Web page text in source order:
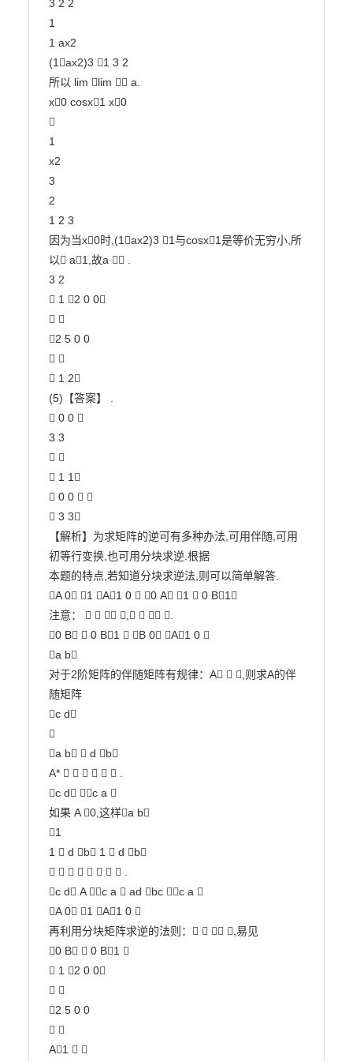
3 2 2
1
1 ax2
(1ax2)3 1 3 2
所以 lim lim  a.
x0 cosx1 x0

1
x2
3
2
1 2 3
因为当x0时,(1ax2)3 1与cosx1是等价无穷小,所
以 a1,故a  .
3 2
 1 2 0 0
 
2 5 0 0
 
 1 2
(5)【答案】 .
 0 0 
3 3
 
 1 1
 0 0  
 3 3
【解析】为求矩阵的逆可有多种办法,可用伴随,可用
初等行变换,也可用分块求逆.根据
本题的特点,若知道分块求逆法,则可以简单解答.
A 0 1 A1 0  0 A 1  0 B1
注意：    ,   .
0 B  0 B1  B 0 A1 0 
a b
对于2阶矩阵的伴随矩阵有规律：A  ,则求A的伴
随矩阵
c d

a b  d b
A*       .
c d c a 
如果 A 0,这样a b
1
1  d b 1  d b
        .
c d A c a  ad bc c a 
A 0 1 A1 0 
再利用分块矩阵求逆的法则：   ,易见
0 B  0 B1 
 1 2 0 0
 
2 5 0 0
 
A1  